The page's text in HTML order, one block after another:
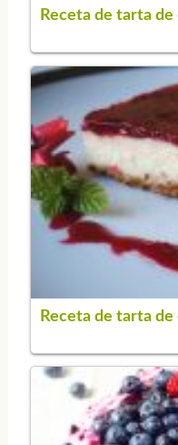
Receta de tarta
Receta de tarta